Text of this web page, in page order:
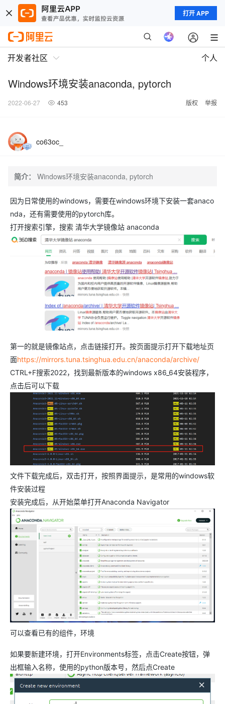
打开 APP
开发者社区 个人
Windows环境安装anaconda, pytorch
2022-06-27 453 版权 举报
co63oc_
简介： Windows环境安装anaconda, pytorch
因为日常使用的windows，需要在windows环境下安装一套anaco
nda，还有需要使用的pytorch库。
打开搜索引擎，搜索 清华大学镜像站 anaconda
第一的就是镜像站点，点击链接打开。按页面提示打开下载地址页
面https://mirrors.tuna.tsinghua.edu.cn/anaconda/archive/
CTRL+F搜索2022，找到最新版本的windows x86_64安装程序，
点击后可以下载
文件下载完成后，双击打开，按照界面提示，是常用的windows软
件安装过程
安装完成后，从开始菜单打开Anaconda Navigator
可以查看已有的组件，环境
如果要新建环境，打开Environments标签，点击Create按钮，弹
出框输入名称，使用的python版本号，然后点Create